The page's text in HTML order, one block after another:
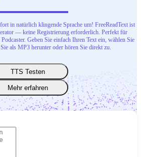
in natürlich klingende Sprache um! FreeReadText ist
— keine Registrierung erforderlich. Perfekt für
Geben Sie einfach Ihren Text ein, wählen Sie
als MP3 herunter oder hören Sie direkt zu.
TTS Testen
Mehr erfahren